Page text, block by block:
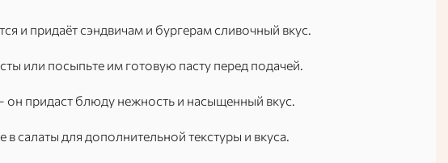
и придаёт сэндвичам и бургерам сливочный вкус.
или посыпьте им готовую пасту перед подачей.
он придаст блюду нежность и насыщенный вкус.
салаты для дополнительной текстуры и вкуса.